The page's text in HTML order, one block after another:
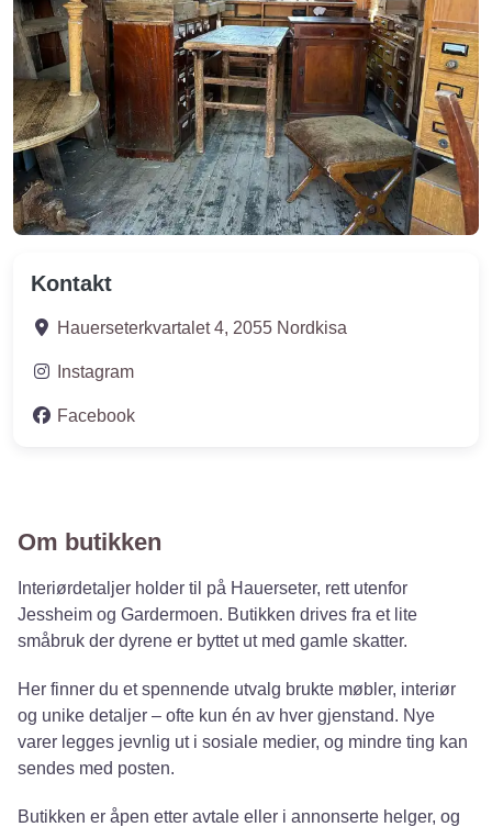
Kontakt
Hauerseterkvartalet 4, 2055 Nordkisa
Instagram
Facebook
Om butikken
Interiørdetaljer holder til på Hauerseter, rett utenfor
Jessheim og Gardermoen. Butikken drives fra et lite
småbruk der dyrene er byttet ut med gamle skatter.
Her finner du et spennende utvalg brukte møbler, interiør
og unike detaljer – ofte kun én av hver gjenstand. Nye
varer legges jevnlig ut i sosiale medier, og mindre ting kan
sendes med posten.
Butikken er åpen etter avtale eller i annonserte helger, og